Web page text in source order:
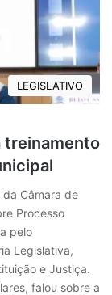
LEGISLATIVO
treinamento
Câmara de
Processo
pelo
Legislativa,
e Justiça.
falou sobre a